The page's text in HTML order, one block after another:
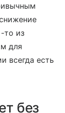
то из
для
всегда есть
без